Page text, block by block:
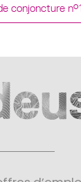
conjoncture